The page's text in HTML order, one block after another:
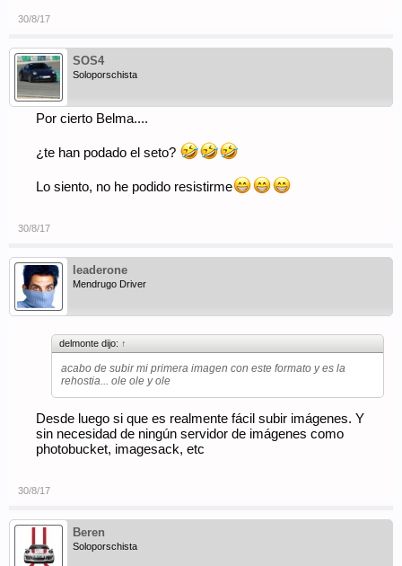
30/8/17
SOS4
Soloporschista
Por cierto Belma....
¿te han podado el seto?
Lo siento, no he podido resistirme
30/8/17
leaderone
Mendrugo Driver
delmonte dijo: ↑
acabo de subir mi primera imagen con este formato y es la
rehostia... ole ole y ole
Desde luego si que es realmente fácil subir imágenes. Y
sin necesidad de ningún servidor de imágenes como
photobucket, imagesack, etc
30/8/17
Beren
Soloporschista